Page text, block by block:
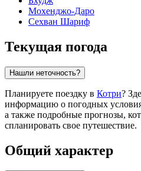
Мохенджо-Даро
Сехван Шариф
Текущая погода
Нашли неточность?
Планируете поездку в Котри?
информацию о погодных
а также подробные прогнозы,
спланировать свое путешествие.
Общий характер